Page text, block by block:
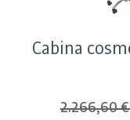
Cabina
2.266,60